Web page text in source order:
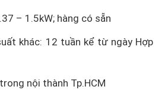
– 1.5kW; hàng có sẵn
12 tuần kể từ ngày Hợp
nội thành Tp.HCM